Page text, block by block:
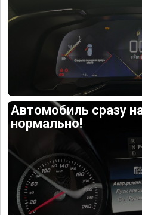
Автомобиль сразу
нормально!